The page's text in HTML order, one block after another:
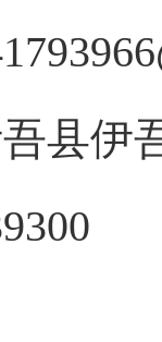
县伊